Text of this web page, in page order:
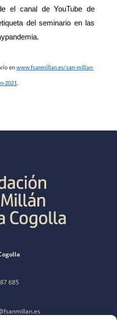
el canal de YouTube de
del seminario en las
en www.fsanmillan.es/san-millan-
2021.
685